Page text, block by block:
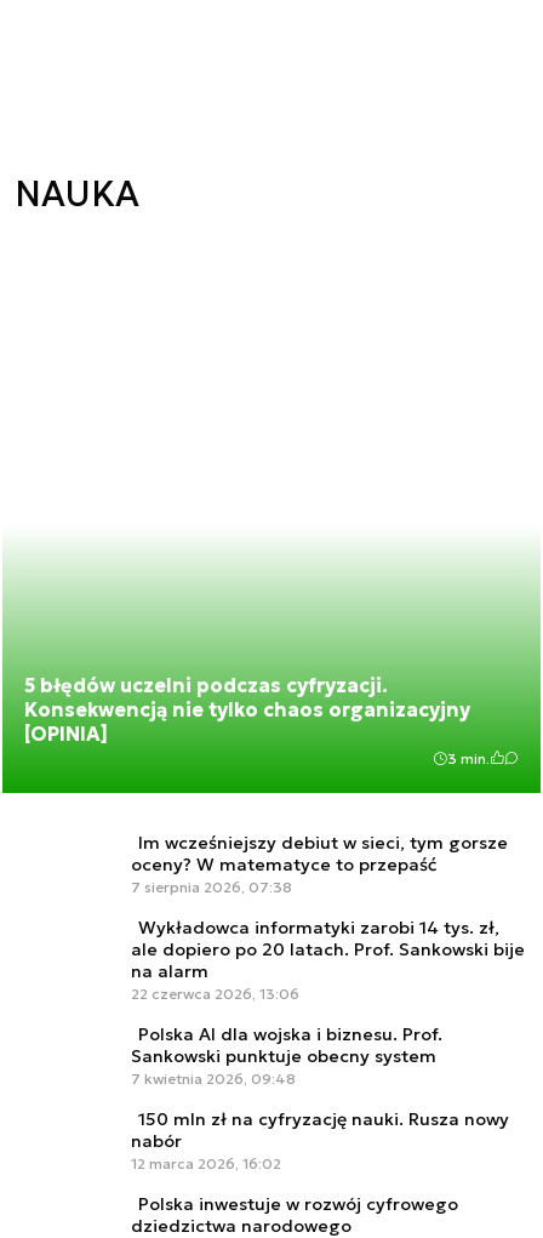
NAUKA
5 błędów uczelni podczas cyfryzacji.
Konsekwencją nie tylko chaos organizacyjny
[OPINIA]
3 min.
Im wcześniejszy debiut w sieci, tym gorsze
oceny? W matematyce to przepaść
7 sierpnia 2026, 07:38
Wykładowca informatyki zarobi 14 tys. zł,
ale dopiero po 20 latach. Prof. Sankowski bije
na alarm
22 czerwca 2026, 13:06
Polska AI dla wojska i biznesu. Prof.
Sankowski punktuje obecny system
7 kwietnia 2026, 09:48
150 mln zł na cyfryzację nauki. Rusza nowy
nabór
12 marca 2026, 16:02
Polska inwestuje w rozwój cyfrowego
dziedzictwa narodowego